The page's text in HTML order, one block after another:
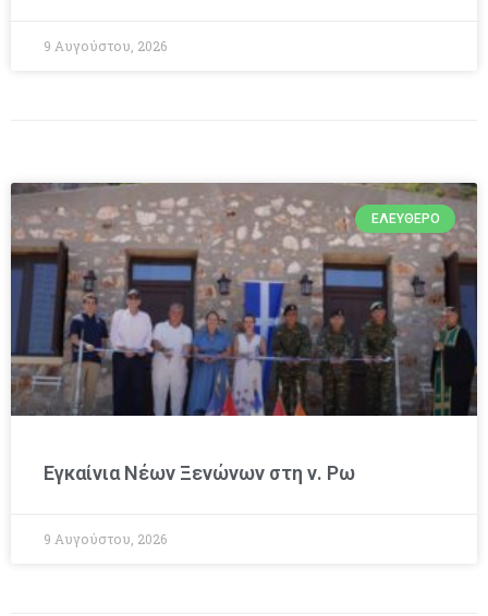
9 Αυγούστου, 2026
ΕΛΕΎΘΕΡΟ
Εγκαίνια Νέων Ξενώνων στη ν. Ρω
9 Αυγούστου, 2026